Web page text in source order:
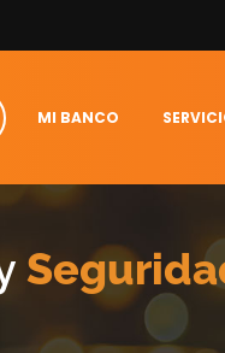
MI BANCO